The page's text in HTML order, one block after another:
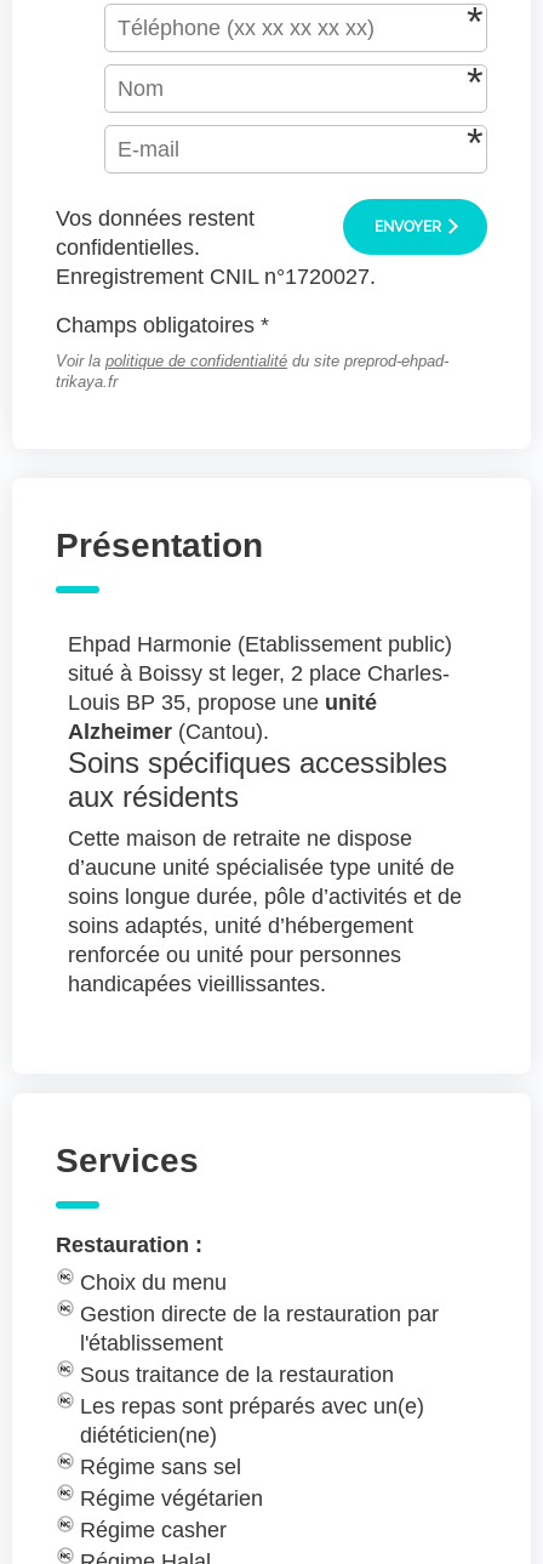
ENVOYER
Vos données restent
confidentielles.
Enregistrement CNIL n°1720027.
Champs obligatoires *
Voir la politique de confidentialité du site preprod-ehpad-
trikaya.fr
Présentation
Ehpad Harmonie (Etablissement public)
situé à Boissy st leger, 2 place Charles-
Louis BP 35, propose une unité
Alzheimer (Cantou).
Soins spécifiques accessibles
aux résidents
Cette maison de retraite ne dispose
d’aucune unité spécialisée type unité de
soins longue durée, pôle d’activités et de
soins adaptés, unité d’hébergement
renforcée ou unité pour personnes
handicapées vieillissantes.
Services
Restauration :
Choix du menu
Gestion directe de la restauration par
l'établissement
Sous traitance de la restauration
Les repas sont préparés avec un(e)
diététicien(ne)
Régime sans sel
Régime végétarien
Régime casher